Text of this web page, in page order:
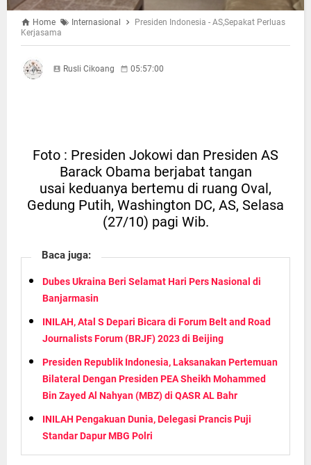
Home Internasional
Presiden Indonesia - AS,Sepakat Perluas
Kerjasama
Rusli Cikoang 05:57:00
Foto : Presiden Jokowi dan Presiden AS
Barack Obama berjabat tangan
usai keduanya bertemu di ruang Oval,
Gedung Putih, Washington DC, AS, Selasa
(27/10) pagi Wib.
Baca juga:
Dubes Ukraina Beri Selamat Hari Pers Nasional di
Banjarmasin
INILAH, Atal S Depari Bicara di Forum Belt and Road
Journalists Forum (BRJF) 2023 di Beijing
Presiden Republik Indonesia, Laksanakan Pertemuan
Bilateral Dengan Presiden PEA Sheikh Mohammed
Bin Zayed Al Nahyan (MBZ) di QASR AL Bahr
INILAH Pengakuan Dunia, Delegasi Prancis Puji
Standar Dapur MBG Polri